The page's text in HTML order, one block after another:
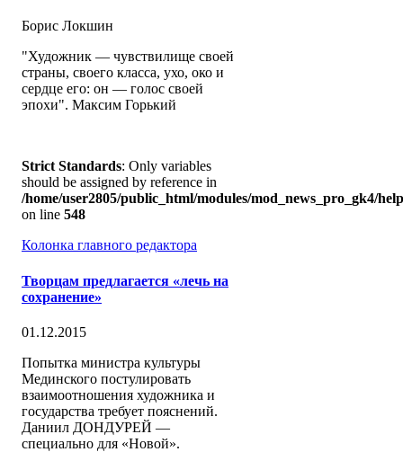
Борис Локшин
"Художник — чувствилище своей
страны, своего класса, ухо, око и
сердце его: он — голос своей
эпохи". Максим Горький
Strict Standards: Only variables
should be assigned by reference in
/home/user2805/public_html/modules/mod_news_pro_gk4/
on line 548
Колонка главного редактора
Творцам предлагается «лечь на
сохранение»
01.12.2015
Попытка министра культуры
Мединского постулировать
взаимоотношения художника и
государства требует пояснений.
Даниил ДОНДУРЕЙ —
специально для «Новой».